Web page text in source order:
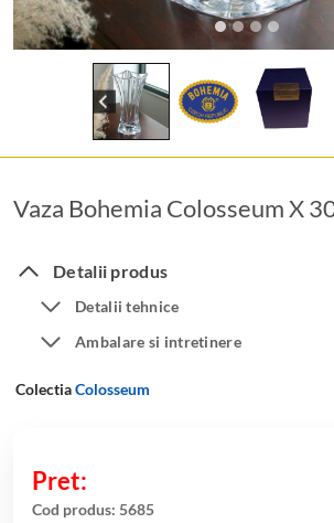
Vaza Bohemia Colosseum X
Detalii produs
Detalii tehnice
Ambalare si intretinere
ColectiaColosseum
Cod produs: 5685